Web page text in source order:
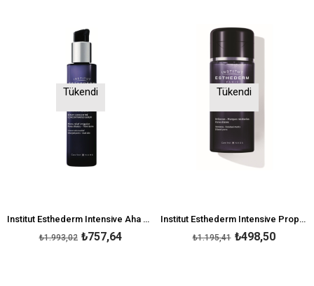
Tükendi
Institut Esthederm Intensive Aha Peel Concentrated Serum 30 ml
₺757,64
₺1.993,02
Tükendi
Institut Esthederm Intensive Propolis Zinc Serum Lotion 130 ml
₺498,50
₺1.195,41